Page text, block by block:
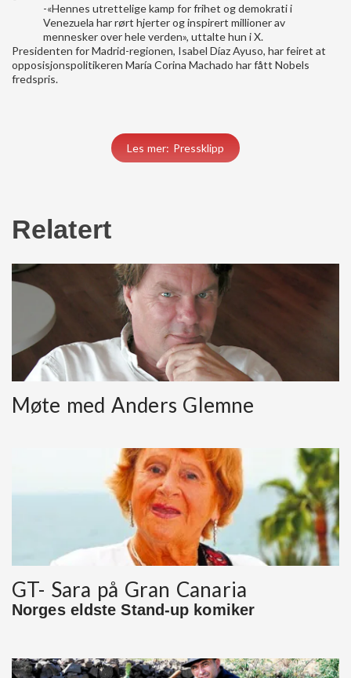
-«Hennes utrettelige kamp for frihet og demokrati i
Venezuela har rørt hjerter og inspirert millioner av
mennesker over hele verden», uttalte hun i X.
Presidenten for Madrid-regionen, Isabel Díaz Ayuso, har feiret at
opposisjonspolitikeren María Corina Machado har fått Nobels
fredspris.
Les mer: Pressklipp
Relatert
Møte med Anders Glemne
GT- Sara på Gran Canaria
Norges eldste Stand-up komiker